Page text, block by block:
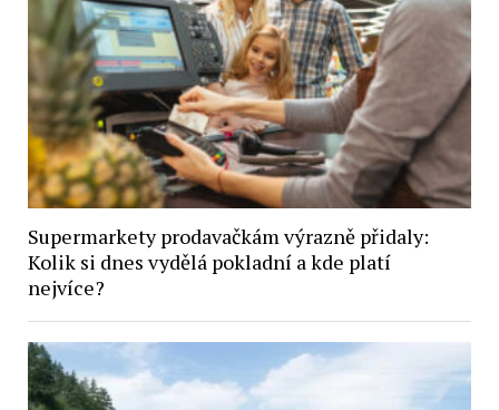
Supermarkety prodavačkám výrazně přidaly:
Kolik si dnes vydělá pokladní a kde platí
nejvíce?